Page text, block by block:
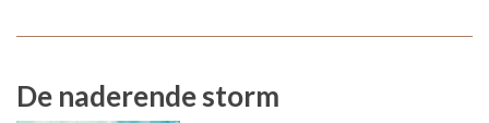
De naderende storm